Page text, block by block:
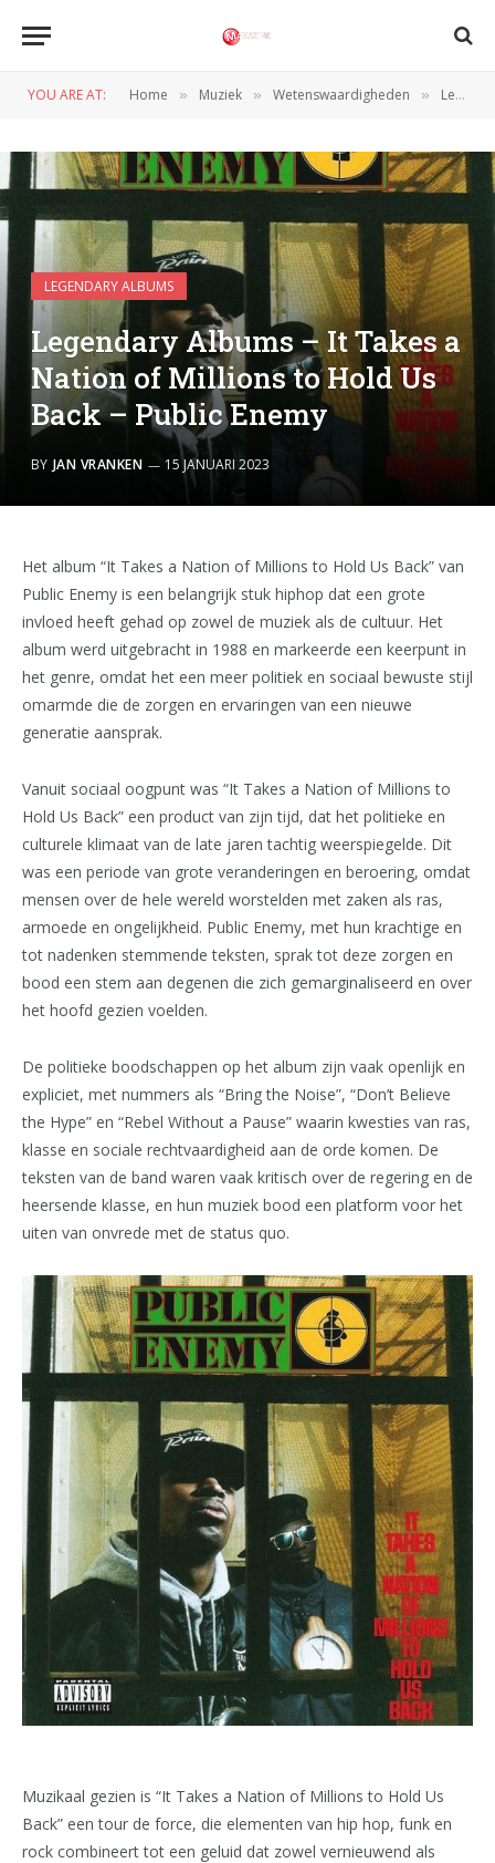
YOU ARE AT: Home » Muziek » Wetenswaardigheden » Legendary Albums
LEGENDARY ALBUMS
Legendary Albums – It Takes a
Nation of Millions to Hold Us
Back – Public Enemy
BY JAN VRANKEN 15 JANUARI 2023
Het album “It Takes a Nation of Millions to Hold Us Back” van
Public Enemy is een belangrijk stuk hiphop dat een grote
invloed heeft gehad op zowel de muziek als de cultuur. Het
album werd uitgebracht in 1988 en markeerde een keerpunt in
het genre, omdat het een meer politiek en sociaal bewuste stijl
omarmde die de zorgen en ervaringen van een nieuwe
generatie aansprak.
Vanuit sociaal oogpunt was “It Takes a Nation of Millions to
Hold Us Back” een product van zijn tijd, dat het politieke en
culturele klimaat van de late jaren tachtig weerspiegelde. Dit
was een periode van grote veranderingen en beroering, omdat
mensen over de hele wereld worstelden met zaken als ras,
armoede en ongelijkheid. Public Enemy, met hun krachtige en
tot nadenken stemmende teksten, sprak tot deze zorgen en
bood een stem aan degenen die zich gemarginaliseerd en over
het hoofd gezien voelden.
De politieke boodschappen op het album zijn vaak openlijk en
expliciet, met nummers als “Bring the Noise”, “Don’t Believe
the Hype” en “Rebel Without a Pause” waarin kwesties van ras,
klasse en sociale rechtvaardigheid aan de orde komen. De
teksten van de band waren vaak kritisch over de regering en de
heersende klasse, en hun muziek bood een platform voor het
uiten van onvrede met de status quo.
Muzikaal gezien is “It Takes a Nation of Millions to Hold Us
Back” een tour de force, die elementen van hip hop, funk en
rock combineert tot een geluid dat zowel vernieuwend als